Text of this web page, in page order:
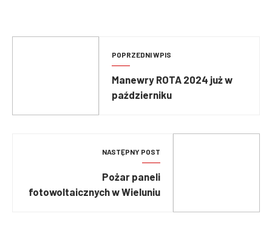
POPRZEDNI WPIS
Manewry ROTA 2024 już w
październiku
NASTĘPNY POST
Pożar paneli
fotowoltaicznych w Wieluniu